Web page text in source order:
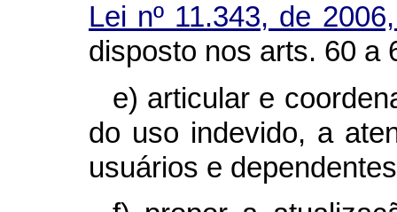
Lei nº 11.343, de
disposto nos arts. 60 a
e) articular e
do uso indevido, a
usuários e